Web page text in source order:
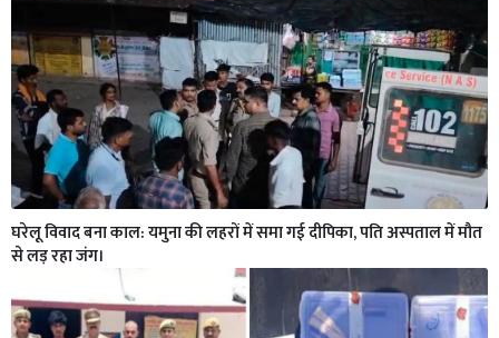
घरेलू विवाद बना काल: यमुना की लहरों में समा गई दीपिका, पति अस्पताल में मौत
से लड़ रहा जंग।